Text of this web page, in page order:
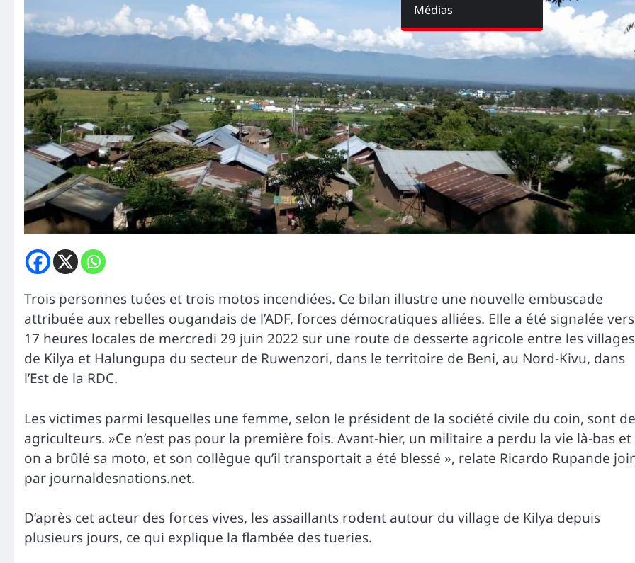
Médias
Trois personnes tuées et trois motos incendiées. Ce bilan illustre une nouvelle embuscade
attribuée aux rebelles ougandais de l’ADF, forces démocratiques alliées. Elle a été signalée vers
17 heures locales de mercredi 29 juin 2022 sur une route de desserte agricole entre les villages
de Kilya et Halungupa du secteur de Ruwenzori, dans le territoire de Beni, au Nord-Kivu, dans
l’Est de la RDC.
Les victimes parmi lesquelles une femme, selon le président de la société civile du coin, sont
agriculteurs. »Ce n’est pas pour la première fois. Avant-hier, un militaire a perdu la vie là-bas et
on a brûlé sa moto, et son collègue qu’il transportait a été blessé », relate Ricardo Rupande
par journaldesnations.net.
D’après cet acteur des forces vives, les assaillants rodent autour du village de Kilya depuis
plusieurs jours, ce qui explique la flambée des tueries.